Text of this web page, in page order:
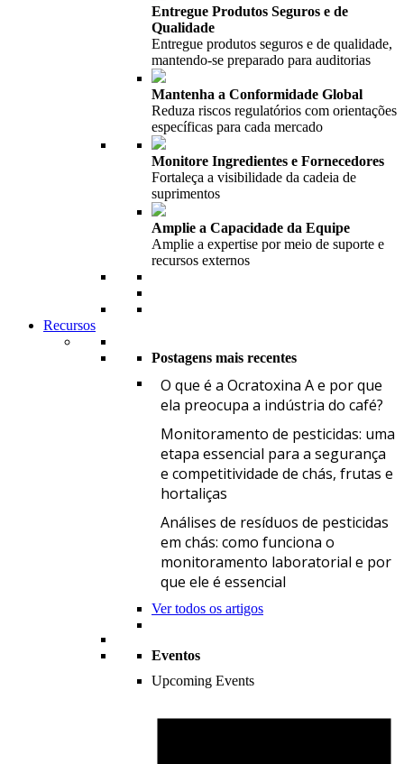
Entregue Produtos Seguros e de
Qualidade
Entregue produtos seguros e de qualidade,
mantendo-se preparado para auditorias
Mantenha a Conformidade Global
Reduza riscos regulatórios com orientações
específicas para cada mercado
Monitore Ingredientes e Fornecedores
Fortaleça a visibilidade da cadeia de
suprimentos
Amplie a Capacidade da Equipe
Amplie a expertise por meio de suporte e
recursos externos
Recursos
Postagens mais recentes
O que é a Ocratoxina A e por que
ela preocupa a indústria do café?
Monitoramento de pesticidas: uma
etapa essencial para a segurança
e competitividade de chás, frutas e
hortaliças
Análises de resíduos de pesticidas
em chás: como funciona o
monitoramento laboratorial e por
que ele é essencial
Ver todos os artigos
Eventos
Upcoming Events